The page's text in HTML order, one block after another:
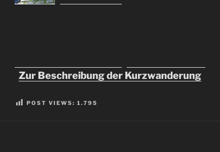
Zur Beschreibung der Kurzwanderung
POST VIEWS: 1.795